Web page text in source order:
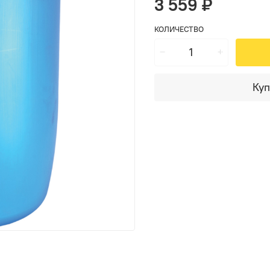
3 559 ₽
КОЛИЧЕСТВО